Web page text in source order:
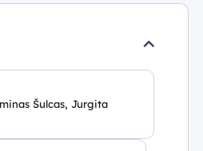
Šulcas, Jurgita